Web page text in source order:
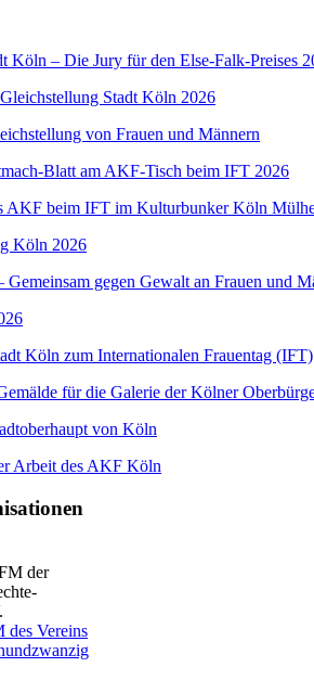
Köln – Die Jury für den Else-Falk-Preises
von Frauen und Männern
AKF beim IFT im Kulturbunker Köln
gegen Gewalt an Frauen und
Köln zum Internationalen Frauentag (IFT)
von Köln
Arbeit des AKF Köln
Vereins